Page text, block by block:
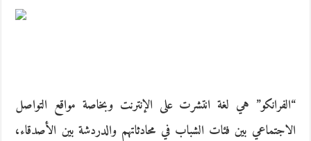
“الفرانكو” هي لغة انتشرت على الإنترنت وبخاصة مواقع التواصل
الاجتماعي بين فئات الشباب في محادثاتهم والدردشة بين الأصدقاء،